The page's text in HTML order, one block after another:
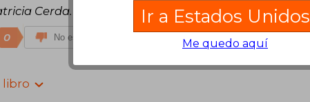
Cerda. Sus relatos son cada vez mejores.
0 No es útil
libro
Ir a Estados Unidos
Me quedo aquí